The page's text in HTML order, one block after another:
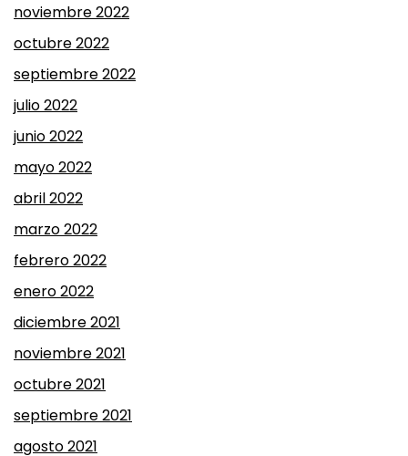
noviembre 2022
octubre 2022
septiembre 2022
julio 2022
junio 2022
mayo 2022
abril 2022
marzo 2022
febrero 2022
enero 2022
diciembre 2021
noviembre 2021
octubre 2021
septiembre 2021
agosto 2021